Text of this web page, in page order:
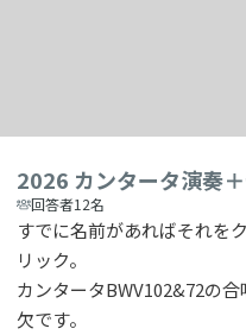
2026 カンタータ演奏
回答者12名
すでに名前があればそれを
リック。
カンタータBWV102&72の
欠です。